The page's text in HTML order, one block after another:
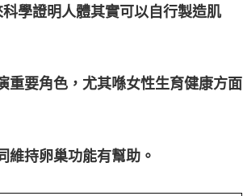
學證明人體其實可以自行製造肌
重要角色，尤其喺女性生育健康方面
持卵巢功能有幫助。